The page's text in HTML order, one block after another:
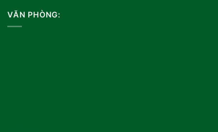
VĂN PHÒNG: